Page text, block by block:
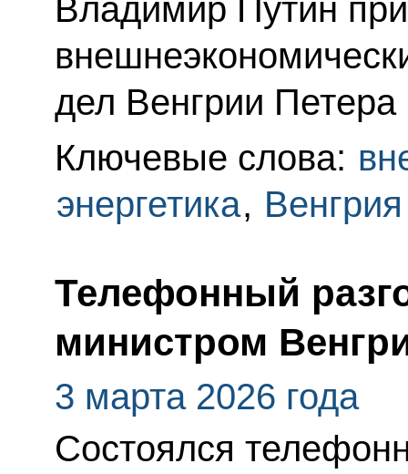
Владимир Путин
дел Венгрии Петера
Ключевые слова:
энергетика, Венгрия
Телефонный
министром
3 марта 2026 года
Состоялся